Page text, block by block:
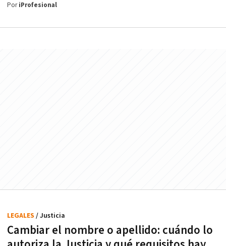
PoriProfesional
Cambiar el nombre o apellido: cuándo lo
LEGALES / Justicia